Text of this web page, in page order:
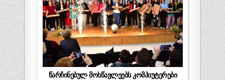
წარჩინებულ მოსწავლეებს კომპიუტერები